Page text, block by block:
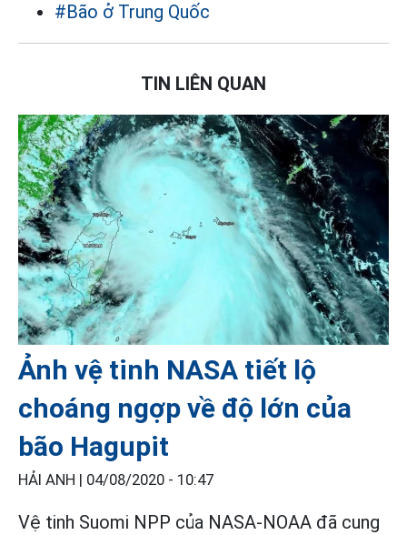
#Bão ở Trung Quốc
TIN LIÊN QUAN
Ảnh vệ tinh NASA tiết lộ
choáng ngợp về độ lớn của
bão Hagupit
HẢI ANH | 04/08/2020 - 10:47
Vệ tinh Suomi NPP của NASA-NOAA đã cung